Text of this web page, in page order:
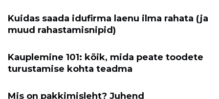
Kuidas saada idufirma laenu ilma rahata (ja
muud rahastamisnipid)
Kauplemine 101: kõik, mida peate toodete
turustamise kohta teadma
Mis on pakkimisleht? Juhend